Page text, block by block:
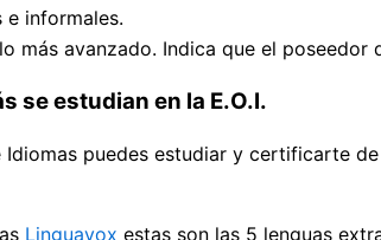
informales.
más avanzado. Indica que el
se estudian en la E.O.I.
Idiomas puedes estudiar y certificarte
Linguavox estas son las 5 lenguas